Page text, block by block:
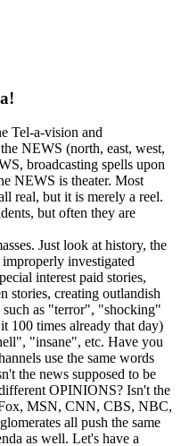
Tel-a-vision and
NEWS (north, east, west,
broadcasting spells upon
NEWS is theater. Most
real, but it is merely a reel.
but often they are
Just look at history, the
investigated
interest paid stories,
stories, creating outlandish
such as "terror", "shocking"
100 times already that day)
"insane", etc. Have you
use the same words
the news supposed to be
OPINIONS? Isn't the
MSN, CNN, CBS, NBC,
all push the same
as well. Let's have a